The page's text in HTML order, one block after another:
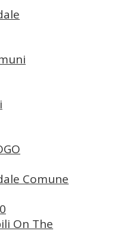
Comune
On The